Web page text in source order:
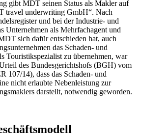
gibt MDT seinen Status als Makler auf
travel underwriting GmbH“. Nach
und bei der Industrie- und
Unternehmen als Mehrfachagent und
sich dafür entschieden hat, auch
das Schaden- und
Touristikspezialist zu übernehmen, war
des Bundesgerichtshofs (BGH) vom
107/14), dass das Schaden- und
nicht erlaubte Nebenleistung zur
darstellt, notwendig geworden.